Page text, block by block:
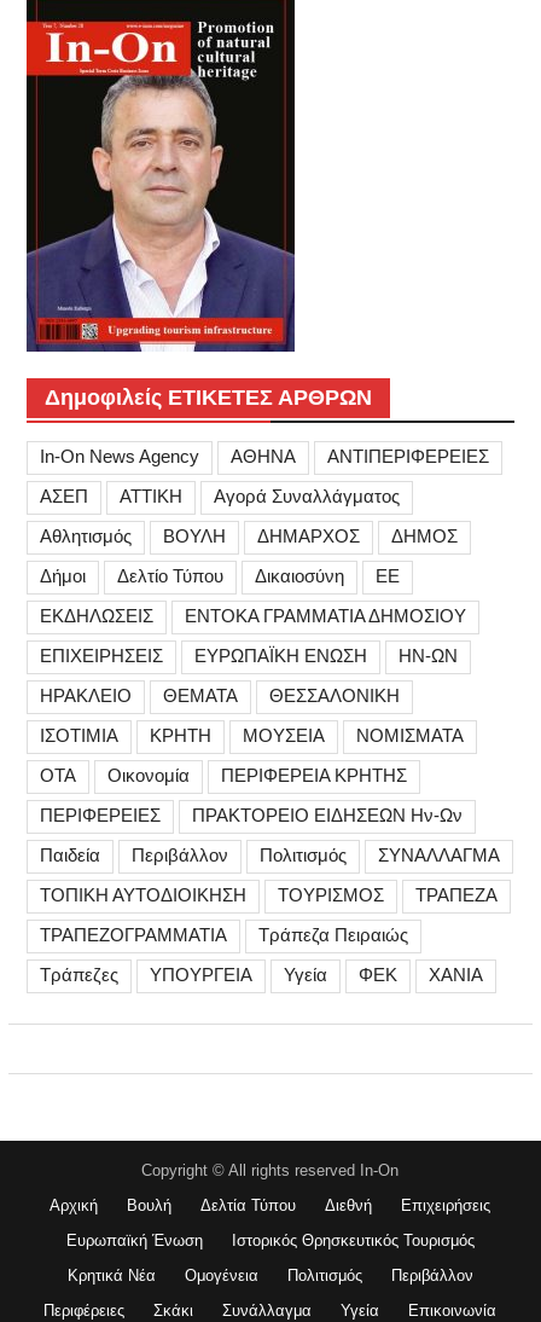
Δημοφιλείς ΕΤΙΚΕΤΕΣ ΑΡΘΡΩΝ
In-On News Agency ΑΘΗΝΑ
ΑΝΤΙΠΕΡΙΦΕΡΕΙΕΣ
ΑΣΕΠ
ΑΤΤΙΚΗ
Αγορά Συναλλάγματος
Αθλητισμός
ΒΟΥΛΗ ΔΗΜΑΡΧΟΣ
ΔΗΜΟΣ
Δήμοι
Δελτίο Τύπου Δικαιοσύνη
ΕΕ
ΕΚΔΗΛΩΣΕΙΣ
ΕΝΤΟΚΑ ΓΡΑΜΜΑΤΙΑ ΔΗΜΟΣΙΟΥ
ΕΠΙΧΕΙΡΗΣΕΙΣ
ΕΥΡΩΠΑΪΚΗ ΕΝΩΣΗ
ΗΝ-ΩΝ
ΗΡΑΚΛΕΙΟ
ΘΕΜΑΤΑ
ΘΕΣΣΑΛΟΝΙΚΗ
ΙΣΟΤΙΜΙΑ
ΚΡΗΤΗ ΜΟΥΣΕΙΑ
ΝΟΜΙΣΜΑΤΑ
ΟΤΑ
Οικονομία
ΠΕΡΙΦΕΡΕΙΑ ΚΡΗΤΗΣ
ΠΕΡΙΦΕΡΕΙΕΣ
ΠΡΑΚΤΟΡΕΙΟ ΕΙΔΗΣΕΩΝ Ην-Ων
Παιδεία
Περιβάλλον Πολιτισμός
ΣΥΝΑΛΛΑΓΜΑ
ΤΟΠΙΚΗ ΑΥΤΟΔΙΟΙΚΗΣΗ
ΤΟΥΡΙΣΜΟΣ
ΤΡΑΠΕΖΑ
ΤΡΑΠΕΖΟΓΡΑΜΜΑΤΙΑ
Τράπεζα Πειραιώς
Τράπεζες
ΥΠΟΥΡΓΕΙΑ Υγεία ΦΕΚ ΧΑΝΙΑ
Copyright © All rights reserved In-On
Αρχική
Βουλή Δελτία Τύπου Διεθνή
Επιχειρήσεις
Ευρωπαϊκή Ένωση
Ιστορικός Θρησκευτικός Τουρισμός
Κρητικά Νέα
Ομογένεια Πολιτισμός
Περιβάλλον
Περιφέρειες
Σκάκι Συνάλλαγμα Υγεία Επικοινωνία